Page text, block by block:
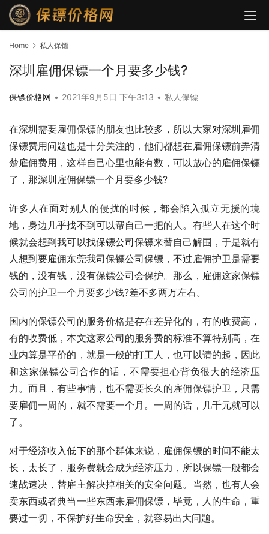
Home 私人保镖
深圳雇佣保镖一个月要多少钱?
保镖价格网 • 2021年9月5日 下午3:13 • 私人保镖
在深圳需要雇佣保镖的朋友也比较多，所以大家对深圳雇佣
保镖费用问题也是十分关注的，他们都想在雇佣保镖前弄清
楚雇佣费用，这样自己心里也能有数，可以放心的雇佣保镖
了，那深圳雇佣保镖一个月要多少钱?
许多人在面对别人的侵扰的时候，都会陷入孤立无援的境
地，身边几乎找不到可以帮自己一把的人。有些人在这个时
候就会想到我可以找保镖公司保镖来替自己解围，于是就有
人想到要雇佣东莞我司保镖公司保镖，不过雇佣护卫是需要
钱的，没有钱，没有保镖公司会保护。那么，雇佣这家保镖
公司的护卫一个月要多少钱?差不多两万左右。
国内的保镖公司的服务价格是存在差异化的，有的收费高，
有的收费低，本文这家公司的服务费的标准不算特别高，在
业内算是平价的，就是一般的打工人，也可以请的起，因此
和这家保镖公司合作的话，不需要担心背负很大的经济压
力。而且，有些事情，也不需要长久的雇佣保镖护卫，只需
要雇佣一周的，就不需要一个月。一周的话，几千元就可以
了。
对于经济收入低下的那个群体来说，雇佣保镖的时间不能太
长，太长了，服务费就会成为经济压力，所以保镖一般都会
速战速决，替雇主解决掉相关的安全问题。当然，也有人会
卖东西或者典当一些东西来雇佣保镖，毕竟，人的生命，重
要过一切，不保护好生命安全，就容易出大问题。